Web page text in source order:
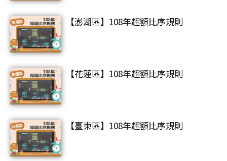
【澎湖區】108年超額比序規則
【花蓮區】108年超額比序規則
【臺東區】108年超額比序規則